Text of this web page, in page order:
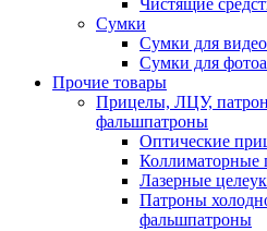
Чистящие
Сумки
Сумки для
Сумки для
Прочие товары
Прицелы, ЛЦУ,
фальшпатроны
Оптические
Коллиматорные
Лазерные
Патроны
фальшпатроны